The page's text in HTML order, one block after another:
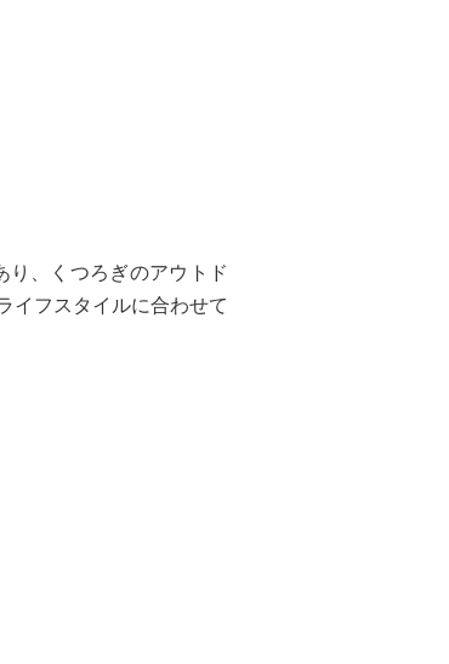
り、くつろぎのアウトド
イフスタイルに合わせて